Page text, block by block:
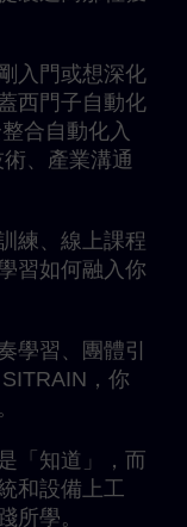
入門或想深化
西門子自動化
合自動化入
、產業溝通
練、線上課程
習如何融入你
學習、團體引
，你
「知道」，而
和設備上工
所學。